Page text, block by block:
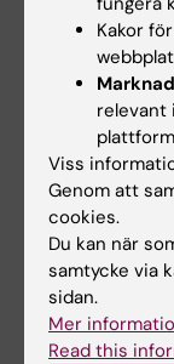
kirurgi (MMK)
Prefekt:
Adm chef:
Kod: K1
Prefekt:
Kakor för
relevant
Viss
Genom att
cookies.
Du kan när
samtycke via
sidan.
Mer
Read this